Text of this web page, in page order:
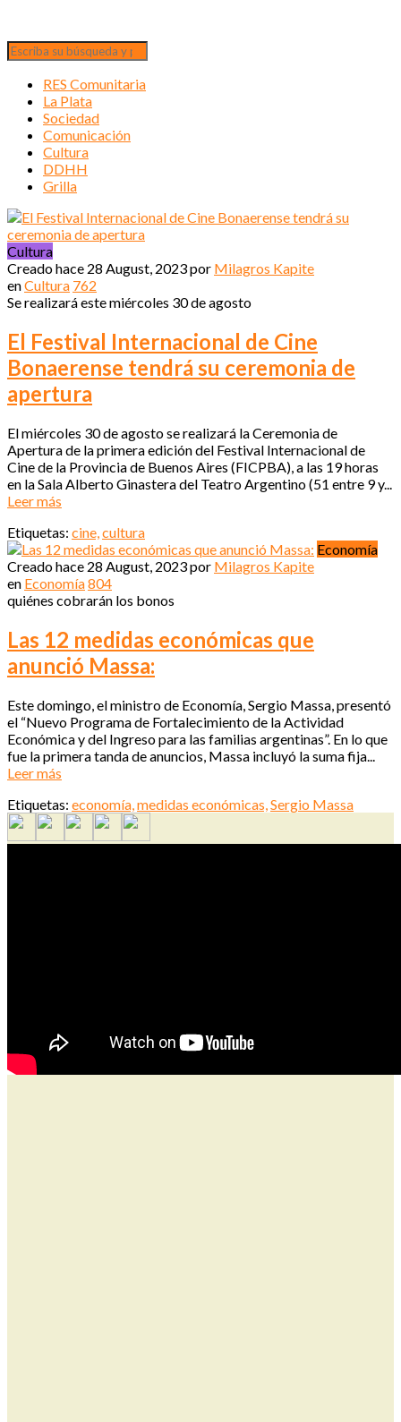
RES Comunitaria
La Plata
Sociedad
Comunicación
Cultura
DDHH
Grilla
Cultura
Creado hace 28 August, 2023por Milagros Kapite
enCultura 762
Se realizará este miércoles 30 de agosto
El Festival Internacional de Cine
Bonaerense tendrá su ceremonia de
apertura
El miércoles 30 de agosto se realizará la Ceremonia de
Apertura de la primera edición del Festival Internacional de
Cine de la Provincia de Buenos Aires (FICPBA), a las 19 horas
en la Sala Alberto Ginastera del Teatro Argentino (51 entre 9 y...
Leer más
Etiquetas: cine,cultura
Economía
Creado hace 28 August, 2023por Milagros Kapite
en Economía804
quiénes cobrarán los bonos
Las 12 medidas económicas que
anunció Massa:
Este domingo, el ministro de Economía, Sergio Massa, presentó
el “Nuevo Programa de Fortalecimiento de la Actividad
Económica y del Ingreso para las familias argentinas”. En lo que
fue la primera tanda de anuncios, Massa incluyó la suma fija...
Leer más
Etiquetas: economía, medidas económicas, Sergio Massa